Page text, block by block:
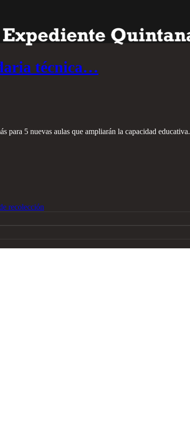
técnica…
para 5 nuevas aulas que ampliarán la capacidad educativa.
recolección